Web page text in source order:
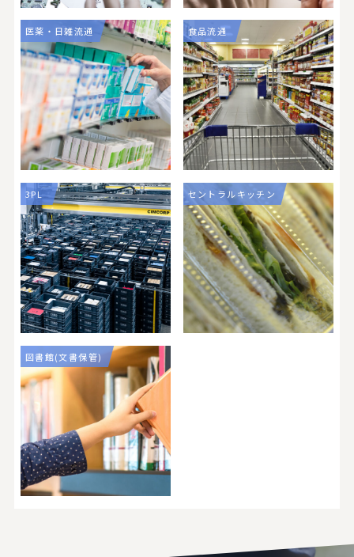
医薬・日雑流通 食品流通
3PL セントラルキッチン
図書館(文書保管)